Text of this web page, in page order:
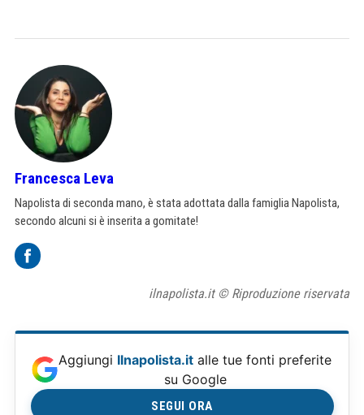
Francesca Leva
Napolista di seconda mano, è stata adottata dalla famiglia Napolista,
secondo alcuni si è inserita a gomitate!
ilnapolista.it © Riproduzione riservata
Aggiungi Ilnapolista.it alle tue fonti preferite
su Google
SEGUI ORA